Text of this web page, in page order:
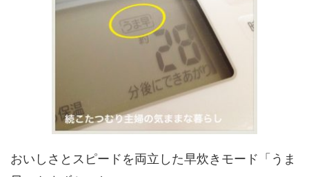
おいしさとスピードを両立した早炊きモード「うま